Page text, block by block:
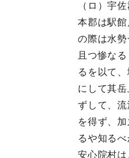
（ロ）宇佐
本郡は駅
の際は水
且つ惨な
るを以て
にして其
ずして、
を得ず、
るや知る
安心院村